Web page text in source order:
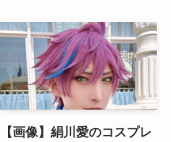
【画像】絹川愛のコスプレ